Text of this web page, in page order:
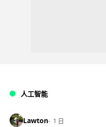
人工智能
Lawton 1 日